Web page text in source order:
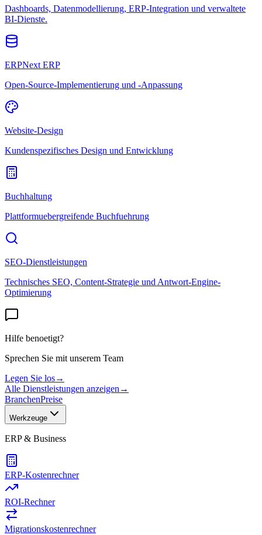
Dashboards, Datenmodellierung, ERP-Integration und verwaltete
BI-Dienste.
ERPNext ERP
Open-Source-Implementierung und -Anpassung
Website-Design
Kundenspezifisches Design und Entwicklung
Buchhaltung
Plattformuebergreifende Buchfuehrung
SEO-Dienstleistungen
Technisches SEO, Content-Strategie und Antwort-Engine-
Optimierung
Hilfe benoetigt?
Sprechen Sie mit unserem Team
Legen Sie los→
Alle Dienstleistungen anzeigen →
BranchenPreise
Werkzeuge
ERP & Business
ERP-Kostenrechner
ROI-Rechner
Migrationskostenrechner